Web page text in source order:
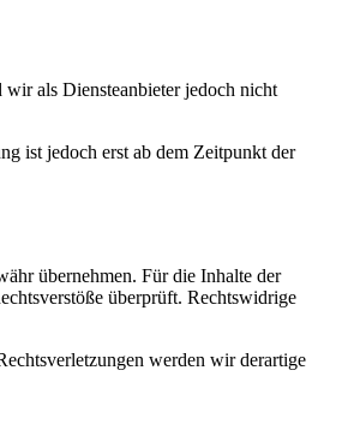
als Diensteanbieter jedoch nicht
ist jedoch erst ab dem Zeitpunkt der
übernehmen. Für die Inhalte der
überprüft. Rechtswidrige
werden wir derartige